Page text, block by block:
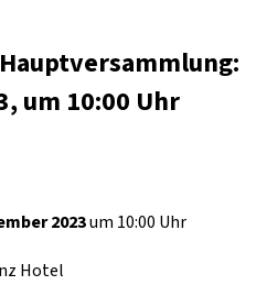
um 10:00 Uhr
2023um 10:00 Uhr
Hotel